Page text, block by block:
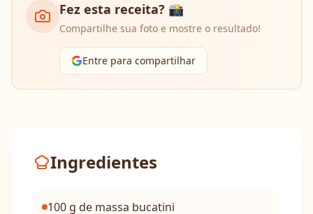
Fez esta receita? 📸
Compartilhe sua foto e mostre o resultado!
Entre para compartilhar
Ingredientes
100 g de massa bucatini